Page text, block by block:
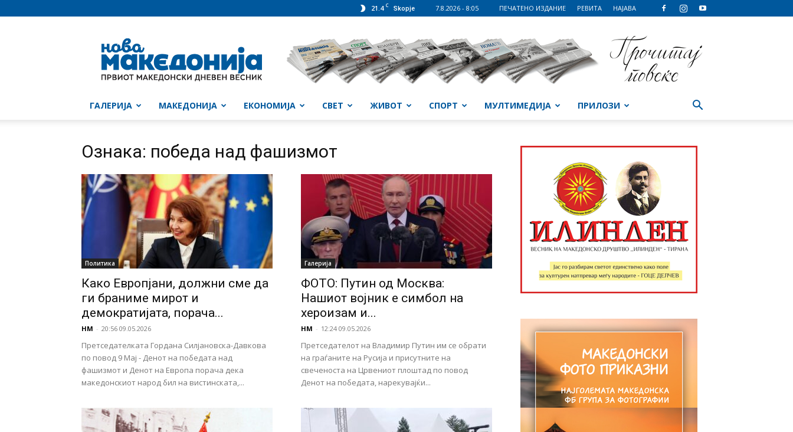
21.4 C Skopje 7.8.2026 - 8:05 ПЕЧАТЕНО ИЗДАНИЕ РЕВИТА НАЈАВА
Македонија
ГАЛЕРИЈА МАКЕДОНИЈА ЕКОНОМИЈА СВЕТ ЖИВОТ СПОРТ МУЛТИМЕДИЈА ПРИЛОЗИ
Ознака: победа над фашизмот
Политика
Како Европјани, должни сме да
ги браниме мирот и
демократијата, порача...
НМ - 20:56 09.05.2026
Претседателката Гордана Силјановска-Давкова
по повод 9 Мај - Денот на победата над
фашизмот и Денот на Европа порача дека
македонскиот народ бил на вистинската,...
Галерија
ФОТО: Путин од Москва:
Нашиот војник е симбол на
хероизам и...
НМ - 12:24 09.05.2026
Претседателот на Владимир Путин им се обрати
на граѓаните на Русија и присутните на
свеченоста на Црвениот плоштад по повод
Денот на победата, нарекувајќи...